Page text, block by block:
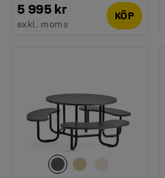
5 995 kr
exkl. moms
KÖP